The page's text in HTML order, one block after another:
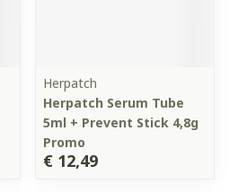
Herpatch
Herpatch Serum Tube
5ml + Prevent Stick 4,8g
Promo
€ 12,49